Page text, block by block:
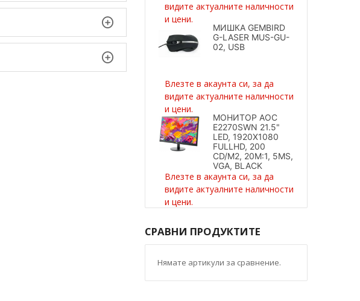
видите актуалните наличности
и цени.
МИШКА GEMBIRD
G-LASER MUS-GU-
02, USB
Влезте в акаунта си, за да
видите актуалните наличности
и цени.
МОНИТОР AOC
E2270SWN 21.5"
LED, 1920X1080
FULLHD, 200
CD/M2, 20M:1, 5MS,
VGA, BLACK
Влезте в акаунта си, за да
видите актуалните наличности
и цени.
СРАВНИ ПРОДУКТИТЕ
Нямате артикули за сравнение.